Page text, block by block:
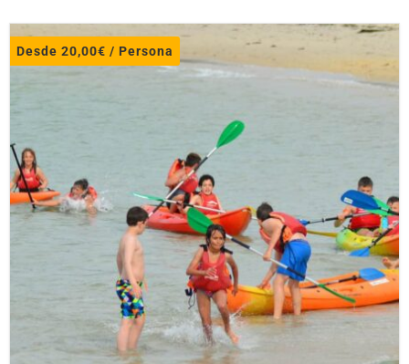
Desde 20,00€ / Persona